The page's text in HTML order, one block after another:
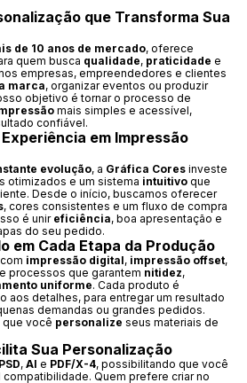
que Transforma Sua
de 10 anos de mercado, oferece
quem busca qualidade, praticidade e
empresas, empreendedores e clientes
marca, organizar eventos ou produzir
objetivo é tornar o processo de
mais simples e acessível,
confiável.
em Impressão
evolução, a Gráfica Cores investe
otimizados e um sistema intuitivo que
Desde o início, buscamos oferecer
, cores consistentes e um fluxo de compra
é unir eficiência, boa apresentação e
do seu pedido.
em Cada Etapa da Produção
impressão digital, impressão offset,
processos que garantem nitidez,
uniforme. Cada produto é
aos detalhes, para entregar um resultado
demandas ou grandes pedidos.
que você personalize seus materiais de
Sua Personalização
PSD, AI e PDF/X-4, possibilitando que você
Quem prefere criar no